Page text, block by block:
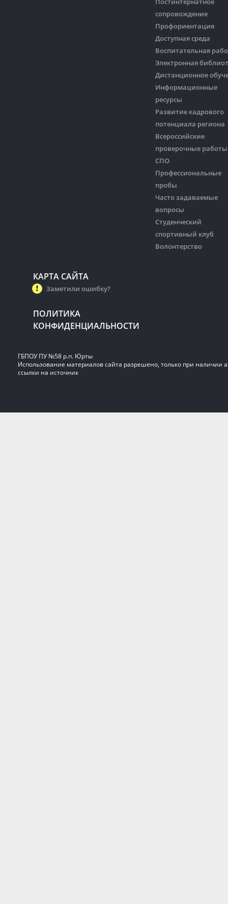
сопровождение
Профориентация
Доступная среда
Воспитательная
Электронная
Дистанционное
Информационные
ресурсы
Развитие кадрового
потенциала региона
Всероссийские
проверочные работы
СПО
Профессиональные
пробы
Часто задаваемые
вопросы
Студенческий
спортивный клуб
Волонтерство
КАРТА САЙТА
Заметили ошибку?
ПОЛИТИКА
КОНФИДЕНЦИАЛЬНОСТИ
ГБПОУ ПУ №58 р.п. Юрты
Использование материалов сайта разрешено, только при наличии
ссылки на источник